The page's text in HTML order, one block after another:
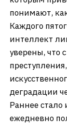
понимают,
Каждого
интеллект
уверены, что
деградации
Раннее стало
ежедневно